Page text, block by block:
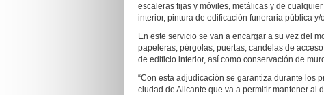
escaleras fijas y móviles, metálicas y de
interior, pintura de edificación funeraria pública
En este servicio se van a encargar a su vez del
papeleras, pérgolas, puertas, candelas de
de edificio interior, así como conservación de
“Con esta adjudicación se garantiza durante los
ciudad de Alicante que va a permitir mantener al